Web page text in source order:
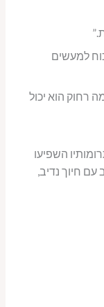
למעשים
רחוק הוא יכול
השפיעו
חיוך נדיב,